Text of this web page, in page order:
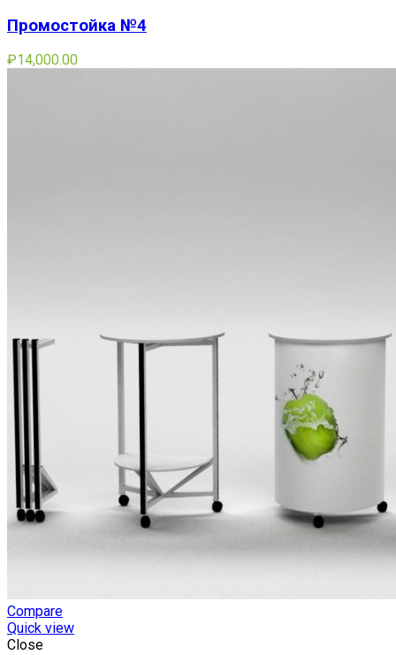
Промостойка №4
₽14,000.00
Compare
Quick view
Close